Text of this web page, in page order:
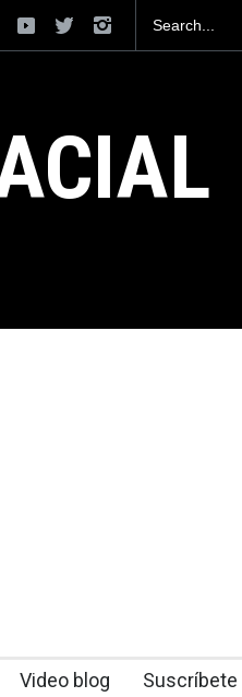
contara con 762 drones
Video blog Suscríbete